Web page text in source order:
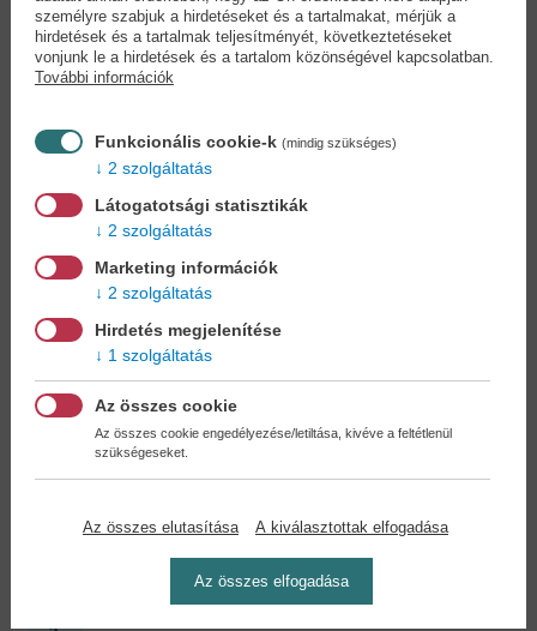
Bakancslista: SÖR -
1000...
Justin Kennedy
26,29 €23,90 €
Miért regisztráljon az oldalunkon?
személyre szabjuk a hirdetéseket és a tartalmakat, mérjük a
hirdetések és a tartalmak teljesítményét, következtetéseket
vonjunk le a hirdetések és a tartalom közönségével kapcsolatban.
További információk
Funkcionális cookie-k (mindig szükséges)
2 szolgáltatás
Látogatotsági statisztikák
2 szolgáltatás
Marketing információk
2 szolgáltatás
Hirdetés megjelenítése
1 szolgáltatás
Az összes cookie
Az összes cookie engedélyezése/letiltása, kivéve a feltétlenül
szükségeseket.
Az összes elutasítása A kiválasztottak elfogadása
Az összes elfogadása